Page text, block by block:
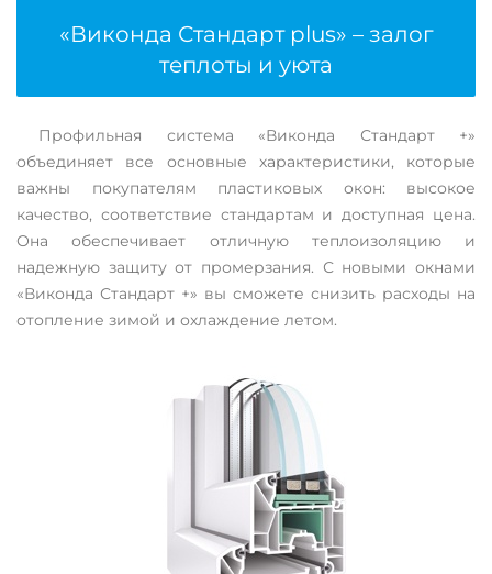
«Виконда Стандарт plus» – залог
теплоты и уюта
Профильная система «Виконда Стандарт +»
объединяет все основные характеристики, которые
важны покупателям пластиковых окон: высокое
качество, соответствие стандартам и доступная цена.
Она обеспечивает отличную теплоизоляцию и
надежную защиту от промерзания. С новыми окнами
«Виконда Стандарт +» вы сможете снизить расходы на
отопление зимой и охлаждение летом.